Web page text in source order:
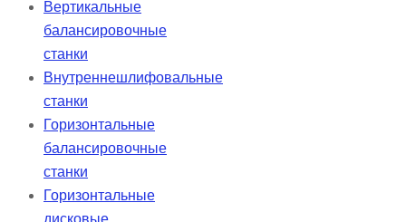
Вертикальные
балансировочные
станки
Внутреннешлифовальные
станки
Горизонтальные
балансировочные
станки
Горизонтальные